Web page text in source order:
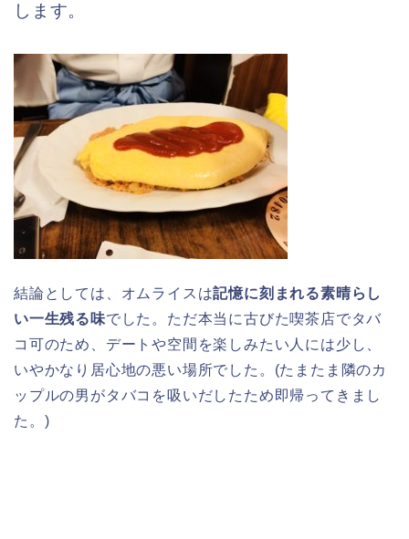
します。
結論としては、オムライスは記憶に刻まれる素晴らし
い一生残る味でした。ただ本当に古びた喫茶店でタバ
コ可のため、デートや空間を楽しみたい人には少し、
いやかなり居心地の悪い場所でした。(たまたま隣のカ
ップルの男がタバコを吸いだしたため即帰ってきまし
た。)